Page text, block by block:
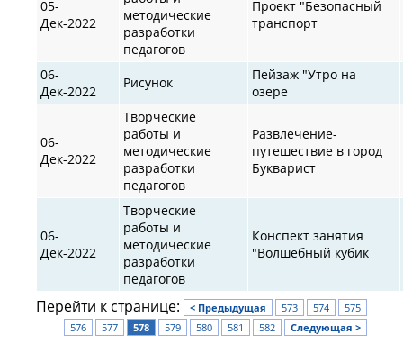
05-
Дек-2022
методические
разработки
педагогов
Проект "Безопасный
транспорт
06-
Дек-2022
Рисунок
Пейзаж "Утро на
озере
06-
Дек-2022
Творческие
работы и
методические
разработки
педагогов
Развлечение-
путешествие в город
Букварист
06-
Дек-2022
Творческие
работы и
методические
разработки
педагогов
Конспект занятия
"Волшебный кубик
Перейти к странице: < Предыдущая 573 574
575
576
577 578 579 580 581 582 Следующая >